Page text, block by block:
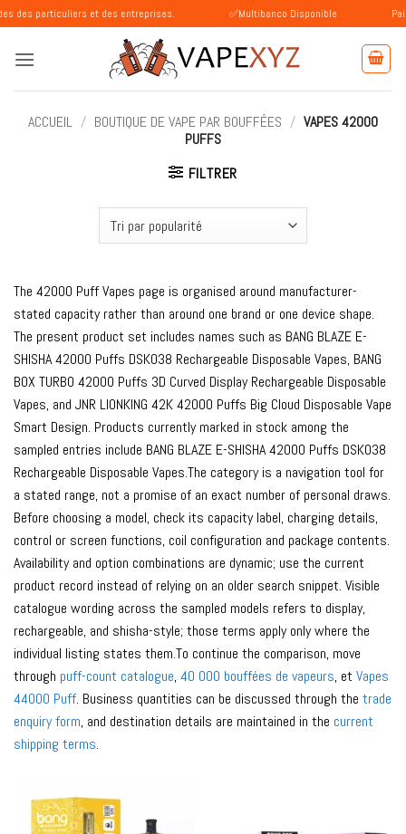
Passer
au
contenu
et des entreprises. ✅Multibanco Disponible Paiement
ACCUEIL / BOUTIQUE DE VAPE PAR BOUFFÉES / VAPES 42000
PUFFS
FILTRER
The 42000 Puff Vapes page is organised around manufacturer-
stated capacity rather than around one brand or one device shape.
The present product set includes names such as BANG BLAZE E-
SHISHA 42000 Puffs DSK038 Rechargeable Disposable Vapes, BANG
BOX TURBO 42000 Puffs 3D Curved Display Rechargeable Disposable
Vapes, and JNR LIONKING 42K 42000 Puffs Big Cloud Disposable Vape
Smart Design. Products currently marked in stock among the
sampled entries include BANG BLAZE E-SHISHA 42000 Puffs DSK038
Rechargeable Disposable Vapes.The category is a navigation tool for
a stated range, not a promise of an exact number of personal draws.
Before choosing a model, check its capacity label, charging details,
control or screen functions, coil configuration and package contents.
Availability and option combinations are dynamic; use the current
product record instead of relying on an older search snippet. Visible
catalogue wording across the sampled models refers to display,
rechargeable, and shisha-style; those terms apply only where the
individual listing states them.To continue the comparison, move
through puff-count catalogue, 40 000 bouffées de vapeurs, et Vapes
44000 Puff. Business quantities can be discussed through the trade
enquiry form, and destination details are maintained in the current
shipping terms.